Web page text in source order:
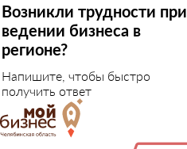
Возникли трудности при
ведении бизнеса в
регионе?
Напишите, чтобы быстро
получить ответ